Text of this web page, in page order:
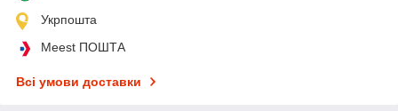
Укрпошта
Meest ПОШТА
Всі умови доставки